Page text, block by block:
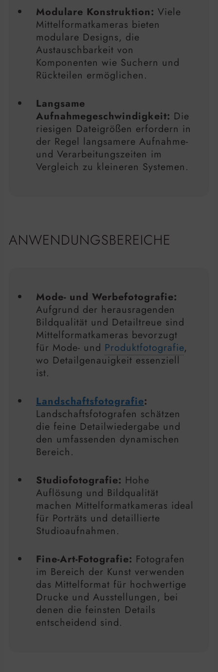
Modulare Konstruktion: Viele
Mittelformatkameras bieten
modulare Designs, die
Austauschbarkeit von
Komponenten wie Suchern und
Rückteilen ermöglichen.
Langsame
Aufnahmegeschwindigkeit: Die
riesigen Dateigrößen erfordern in
der Regel langsamere Aufnahme-
und Verarbeitungszeiten im
Vergleich zu kleineren Systemen.
ANWENDUNGSBEREICHE
Mode- und Werbefotografie:
Aufgrund der herausragenden
Bildqualität und Detailtreue sind
Mittelformatkameras bevorzugt
für Mode- und Produktfotografie,
wo Detailgenauigkeit essenziell
ist.
Landschaftsfotografie:
Landschaftsfotografen schätzen
die feine Detailwiedergabe und
den umfassenden dynamischen
Bereich.
Studiofotografie: Hohe
Auflösung und Bildqualität
machen Mittelformatkameras ideal
für Porträts und detaillierte
Studioaufnahmen.
Fine-Art-Fotografie: Fotografen
im Bereich der Kunst verwenden
das Mittelformat für hochwertige
Drucke und Ausstellungen, bei
denen die feinsten Details
entscheidend sind.